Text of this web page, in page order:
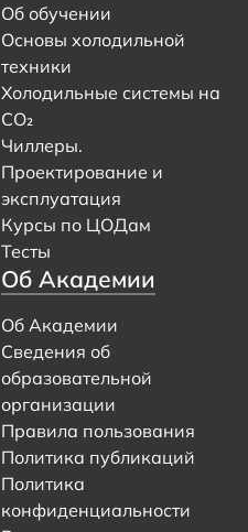
Об обучении
Основы холодильной
техники
Холодильные системы на
CO₂
Чиллеры.
Проектирование и
эксплуатация
Курсы по ЦОДам
Тесты
Об Академии
Об Академии
Сведения об
образовательной
организации
Правила пользования
Политика публикаций
Политика
конфиденциальности